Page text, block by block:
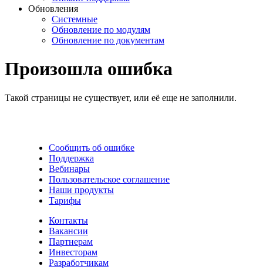
Обновления
Системные
Обновление по модулям
Обновление по документам
Произошла ошибка
Такой страницы не существует, или её еще не заполнили.
Сообщить об ошибке
Поддержка
Вебинары
Пользовательское соглашение
Наши продукты
Тарифы
Контакты
Вакансии
Партнерам
Инвесторам
Разработчикам